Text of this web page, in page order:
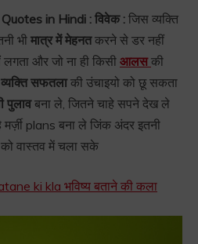
in Hindi : विवेक : जिस व्यक्ति
भी मात्र में मेहनतकरने से डर नहीं
और जो ना ही किसी आलस की
व्यक्ति सफतलाकी उंचाइयो को छू सकता
पुलावबना ले, जितने चाहे सपने देख ले
मर्ज़ी plans बना ले जिंक अंदर इतनी
को वास्तव में चला सके
ki kla भविष्य बताने की कला